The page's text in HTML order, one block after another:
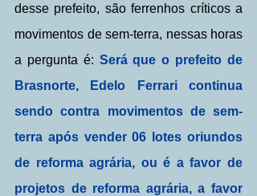
desse prefeito, são ferrenhos críticos a
movimentos de sem-terra, nessas horas
a pergunta é: Será que o prefeito de
Brasnorte, Edelo Ferrari continua
sendo contra movimentos de sem-
terra após vender 06 lotes oriundos
de reforma agrária, ou é a favor de
projetos de reforma agrária, a favor